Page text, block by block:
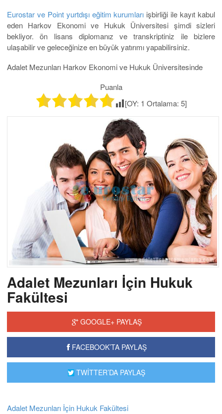
Eurostar ve Point yurtdışı eğitim kurumları işbirliği ile kayıt kabul
eden Harkov Ekonomi ve Hukuk Üniversitesi şimdi sizleri
bekliyor. ön lisans diplomanız ve transkriptiniz ile bizlere
ulaşabilir ve geleceğinize en büyük yatırımı yapabilirsiniz.
Adalet Mezunları Harkov Ekonomi ve Hukuk Üniversitesinde
Puanla
[OY: 1 Ortalama: 5]
Adalet Mezunları İçin Hukuk
Fakültesi
GOOGLE+ PAYLAŞ
FACEBOOK’TA PAYLAŞ
TWİTTER’DA PAYLAŞ
Adalet Mezunları İçin Hukuk Fakültesi